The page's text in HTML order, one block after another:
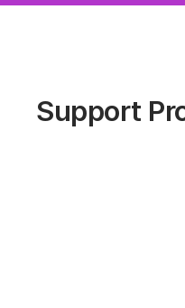
Support